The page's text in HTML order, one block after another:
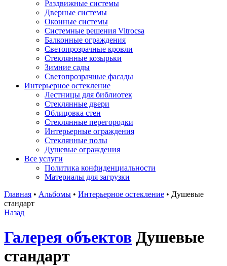
Раздвижные системы
Дверные системы
Оконные системы
Системные решения Vitrocsa
Балконные ограждения
Светопрозрачные кровли
Стеклянные козырьки
Зимние сады
Светопрозрачные фасады
Интерьерное остекление
Лестницы для библиотек
Стеклянные двери
Облицовка стен
Стеклянные перегородки
Интерьерные ограждения
Стеклянные полы
Душевые ограждения
Все услуги
Политика конфиденциальности
Материалы для загрузки
Главная • Альбомы • Интерьерное остекление • Душевые
стандарт
Назад
Галерея объектов Душевые
стандарт